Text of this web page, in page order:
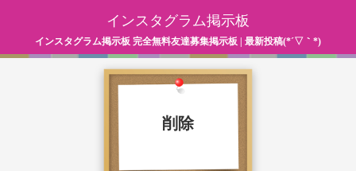
インスタグラム掲示板
インスタグラム掲示板 完全無料友達募集掲示板 | 最新投稿(*´▽｀*)
削除